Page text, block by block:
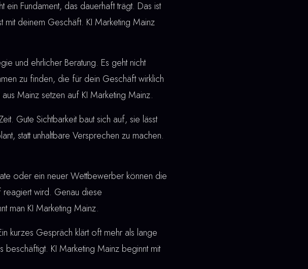
ein Fundament, das dauerhaft trägt. Das ist
mit deinem Geschäft. KI Marketing Mainz
und ehrlicher Beratung. Es geht nicht
zu finden, die für dein Geschäft wirklich
Mainz setzen auf KI Marketing Mainz.
Gute Sichtbarkeit baut sich auf, sie lässt
statt unhaltbare Versprechen zu machen.
oder ein neuer Wettbewerber können die
reagiert wird. Genau diese
man KI Marketing Mainz.
kurzes Gespräch klärt oft mehr als lange
KI Marketing Mainz beginnt mit